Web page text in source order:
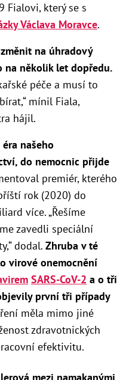
Fialovi, který se s
Václava Moravce.
na úhradový
na několik let dopředu.
péče a musí to
mínil Fiala,
hájil.
našeho
do nemocnic přijde
premiér, kterého
rok (2020) do
více. „Řešíme
zavedli speciální
dodal. Zhruba v té
virové onemocnění
SARS-CoV-2 a o tři
první tři případy
měla mimo jiné
zdravotnických
efektivitu.
mezi namakanými